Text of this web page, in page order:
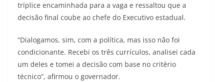
tríplice encaminhada para a vaga e ressaltou que a
decisão final coube ao chefe do Executivo estadual.
“Dialogamos, sim, com a política, mas isso não foi
condicionante. Recebi os três currículos, analisei cada
um deles e tomei a decisão com base no critério
técnico”, afirmou o governador.